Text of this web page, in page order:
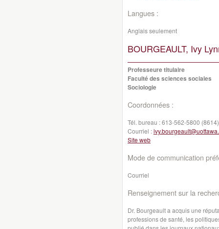
Langues :
Anglais seulement
BOURGEAULT, Ivy
Professeure titulaire
Faculté des sciences sociales
Sociologie
Coordonnées :
Tél. bureau :613-562-5800 (8614)
Courriel :
Site web
Mode de communication
Courriel
Renseignement sur la
Dr. Bourgeault a acquis une
professions de santé, les